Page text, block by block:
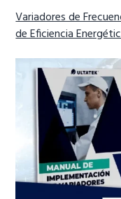
Variadores de
de Eficiencia